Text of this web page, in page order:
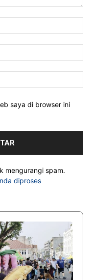
saya di browser ini
mengurangi spam.
diproses